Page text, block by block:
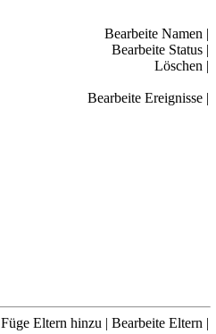
Bearbeite Namen |
Bearbeite Status |
Löschen |
Bearbeite Ereignisse |
Füge Eltern hinzu | Bearbeite Eltern |